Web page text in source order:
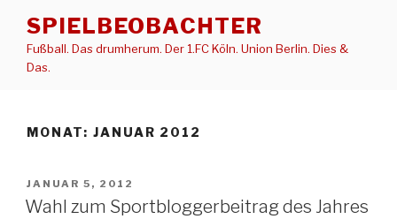
Inhalt
springen
SPIELBEOBACHTER
Fußball. Das drumherum. Der 1.FC Köln. Union Berlin. Dies &
Das.
MONAT: JANUAR 2012
VERÖFFENTLICHT
AM
JANUAR 5, 2012
Wahl zum Sportbloggerbeitrag des Jahres